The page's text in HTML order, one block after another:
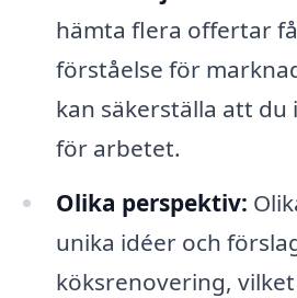
hämta flera offertar
förståelse för
kan säkerställa att
för arbetet.
Olika perspektiv:
unika idéer och
köksrenovering,